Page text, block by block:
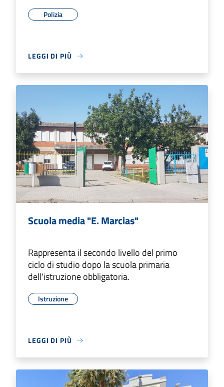
Polizia
LEGGI DI PIÙ
Scuola media "E. Marcias"
Rappresenta il secondo livello del primo
ciclo di studio dopo la scuola primaria
dell'istruzione obbligatoria.
Istruzione
LEGGI DI PIÙ